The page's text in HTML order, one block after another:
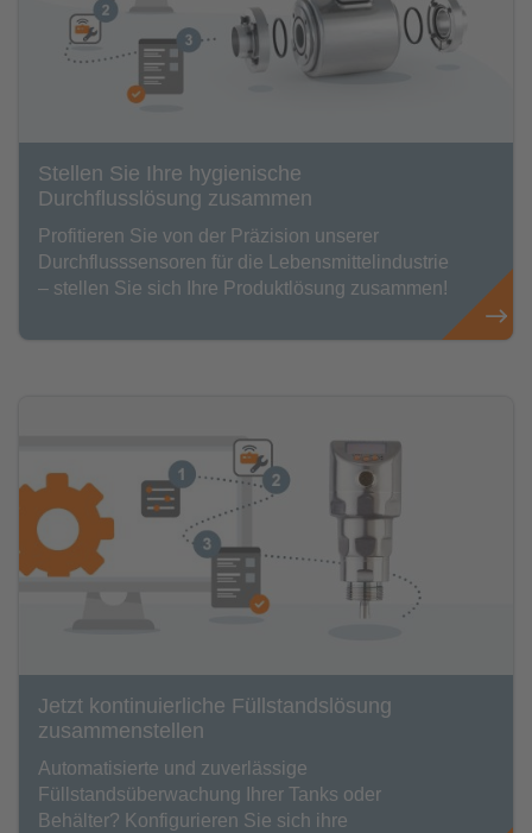
Stellen Sie Ihre hygienische
Durchflusslösung zusammen
Profitieren Sie von der Präzision unserer
Durchflusssensoren für die Lebensmittelindustrie
– stellen Sie sich Ihre Produktlösung zusammen!
Jetzt kontinuierliche Füllstandslösung
zusammenstellen
Automatisierte und zuverlässige
Füllstandsüberwachung Ihrer Tanks oder
Behälter? Konfigurieren Sie sich ihre